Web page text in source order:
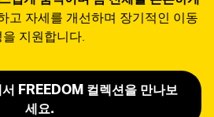
고 자세를 개선하며 장기적인 이동
을 지원합니다.
FREEDOM 컬렉션을 만나보
세요.